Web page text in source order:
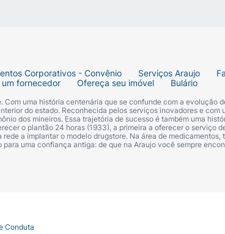
Corporativos - Convênio Serviços Araujo
um fornecedor Ofereça seu imóvel Bulário
uma história centenária que se confunde com a evolução
do estado. Reconhecida pelos serviços inovadores e com
dos mineiros. Essa trajetória de sucesso é também uma
o plantão 24 horas (1933), a primeira a oferecer o serviço
a implantar o modelo drugstore. Na área de medicamentos,
uma confiança antiga: de que na Araujo você sempre
Conduta